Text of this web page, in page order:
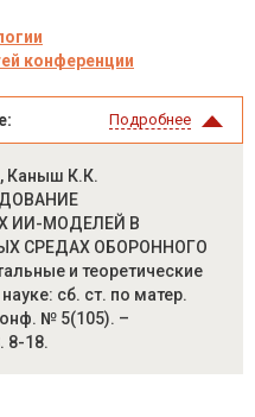
конференции
Подробнее
Каныш К.К.
ИИ-МОДЕЛЕЙ В
СРЕДАХ ОБОРОННОГО
и теоретические
сб. ст. по матер.
№ 5(105). –
8-18.